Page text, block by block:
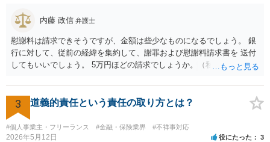
内藤 政信 弁護士
慰謝料は請求できそうですが、金額は些少なものになるでしょう。 銀
行に対して、従前の経緯を集約して、謝罪および慰謝料請求書を 送付
してもいいでしょう。 5万円ほどの請求でしょうか。（私見）
3 道義的責任という責任の取り方とは？
#個人事業主・フリーランス #金融・保険業界 #不祥事対応
2026年5月12日 役にたった 3